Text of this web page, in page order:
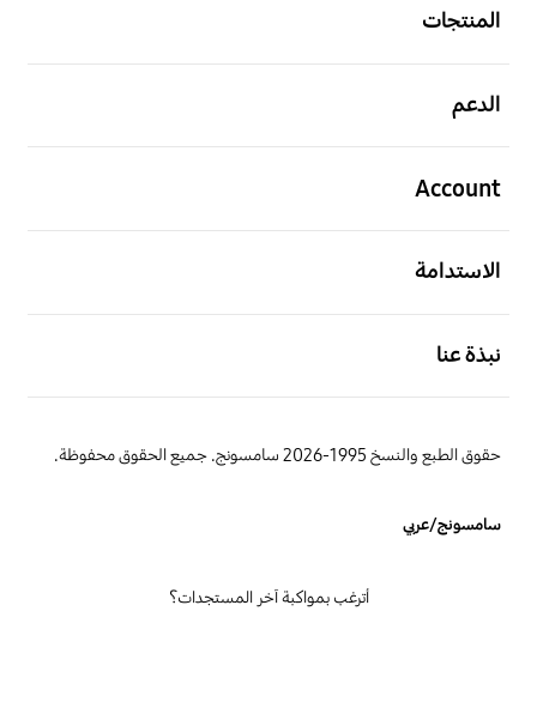
المنتجات
الدعم
Account
الاستدامة
نبذة عنا
حقوق الطبع والنسخ 1995-2026 سامسونج. جميع الحقوق محفوظة.
سامسونج/عربي
أترغب بمواكبة آخر المستجدات؟